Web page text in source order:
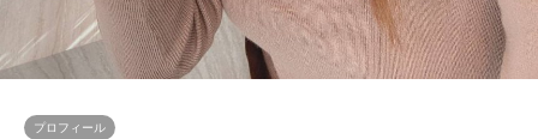
プロフィール